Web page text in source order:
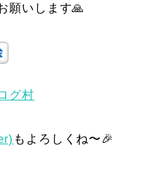
願いします🙏
グ村
もよろしくね〜🎉